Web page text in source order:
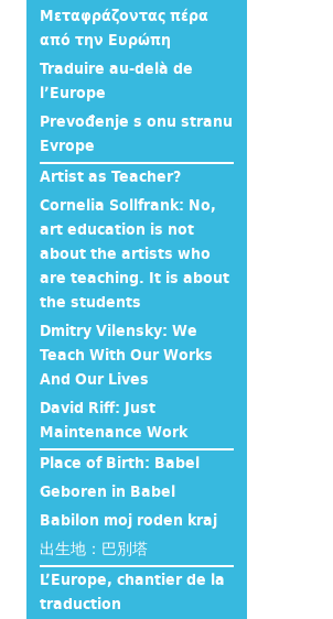
Μεταφράζοντας πέρα
από την Ευρώπη
Traduire au-delà de
l’Europe
Prevođenje s onu stranu
Evrope
Artist as Teacher?
Cornelia Sollfrank: No,
art education is not
about the artists who
are teaching. It is about
the students
Dmitry Vilensky: We
Teach With Our Works
And Our Lives
David Riff: Just
Maintenance Work
Place of Birth: Babel
Geboren in Babel
Babilon moj roden kraj
出生地：巴別塔
L’Europe, chantier de la
traduction